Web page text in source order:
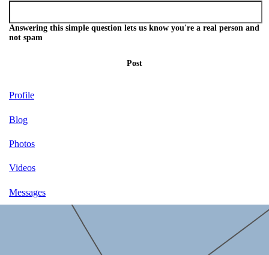
Answering this simple question lets us know you're a real person and
not spam
Post
Profile
Blog
Photos
Videos
Messages